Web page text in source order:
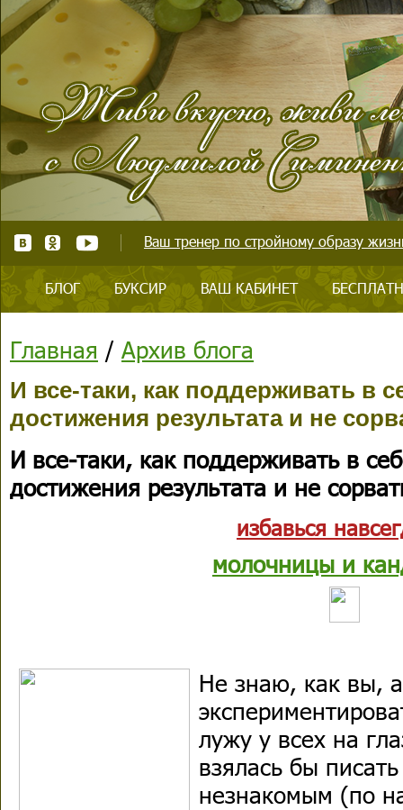
Ваш тренер по стройному образу
БЛОГ БУКСИР ВАШ КАБИНЕТ
Главная / Архив блога
И все-таки, как поддерживать в
достижения результата и не
И все-таки, как поддерживать в
достижения результата и не
избавься
молочницы и
Не знаю, как вы,
лужу у всех на
взялась бы
незнакомым (по